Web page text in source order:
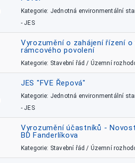
Kategorie: Jednotná environmentální
- JES
Vyrozumění o zahájení řízení o
rámcového povolení
Kategorie: Stavební řád / Územní
JES "FVE Řepová"
Kategorie: Jednotná environmentální
- JES
Vyrozumění účastníků -
BD Fanderlíkova
Kategorie: Stavební řád / Územní